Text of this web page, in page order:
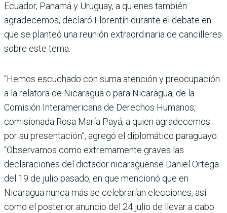
Ecuador, Panamá y Uruguay, a quienes también
agradecemos, declaró Florentín durante el debate en
que se planteó una reunión extraordinaria de cancilleres
sobre este tema.
“Hemos escuchado con suma atención y preocupación
a la relatora de Nicaragua o para Nicaragua, de la
Comisión Interamericana de Derechos Humanos,
comisionada Rosa María Payá, a quien agradecemos
por su presentación”, agregó el diplomático paraguayo.
“Observamos como extremamente graves las
declaraciones del dictador nicaragüense Daniel Ortega
del 19 de julio pasado, en que mencionó que en
Nicaragua nunca más se celebrarían elecciones, así
como el posterior anuncio del 24 julio de llevar a cabo